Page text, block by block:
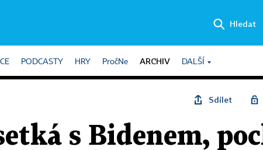
Hledat
PODCASTY HRY PročNe ARCHIV DALŠÍ
Sdílet
s Bidenem,